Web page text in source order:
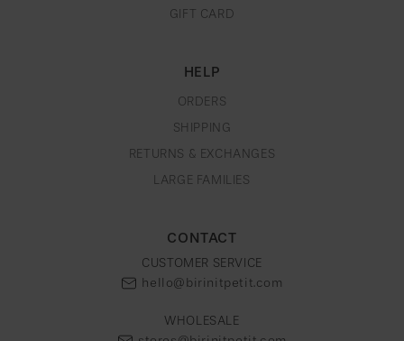
GIFT CARD
HELP
ORDERS
SHIPPING
RETURNS & EXCHANGES
LARGE FAMILIES
CONTACT
CUSTOMER SERVICE
hello@birinitpetit.com
WHOLESALE